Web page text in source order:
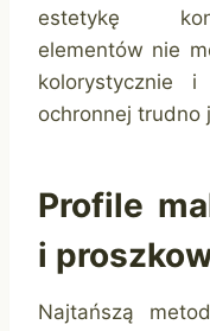
estetykę
elementów nie
kolorystycznie
ochronnej trudno
Profile
i
Najtańszą